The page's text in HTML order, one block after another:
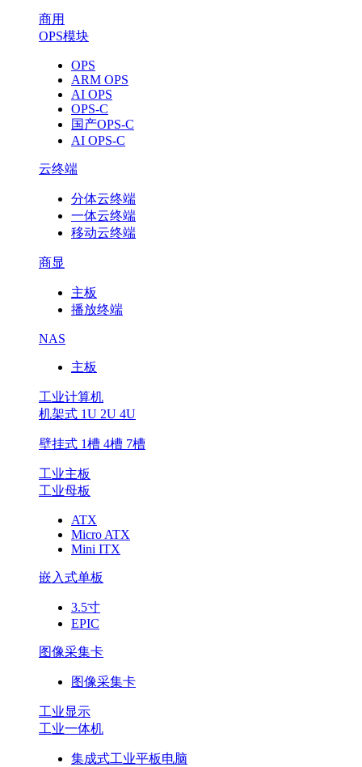
商用
OPS模块
OPS
ARM OPS
AI OPS
OPS-C
国产OPS-C
AI OPS-C
云终端
分体云终端
一体云终端
移动云终端
商显
主板
播放终端
NAS
主板
工业计算机
机架式 1U 2U 4U
壁挂式 1槽 4槽 7槽
工业主板
工业母板
ATX
Micro ATX
Mini ITX
嵌入式单板
3.5寸
EPIC
图像采集卡
图像采集卡
工业显示
工业一体机
集成式工业平板电脑